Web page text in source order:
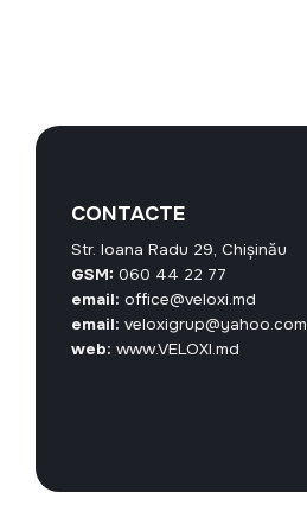
CONTACTE
Str. Ioana Radu 29, Chișinău
GSM: 060 44 22 77
email: office@veloxi.md
email: veloxigrup@yahoo.com
web: www.VELOXI.md